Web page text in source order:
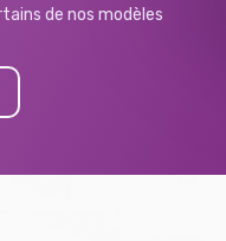
de nos modèles